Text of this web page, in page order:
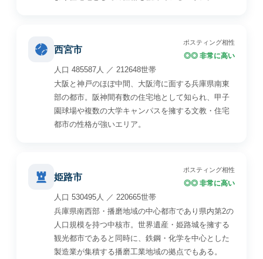
西宮市
ポスティング相性
◎◎ 非常に高い
人口 485587人 ／ 212648世帯
大阪と神戸のほぼ中間、大阪湾に面する兵庫県南東
部の都市。阪神間有数の住宅地として知られ、甲子
園球場や複数の大学キャンパスを擁する文教・住宅
都市の性格が強いエリア。
姫路市
ポスティング相性
◎◎ 非常に高い
人口 530495人 ／ 220665世帯
兵庫県南西部・播磨地域の中心都市であり県内第2の
人口規模を持つ中核市。世界遺産・姫路城を擁する
観光都市であると同時に、鉄鋼・化学を中心とした
製造業が集積する播磨工業地域の拠点でもある。